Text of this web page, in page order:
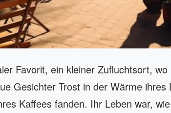
Favorit, ein kleiner Zufluchtsort,
Gesichter Trost in der Wärme ihres
Kaffees fanden. Ihr Leben war,